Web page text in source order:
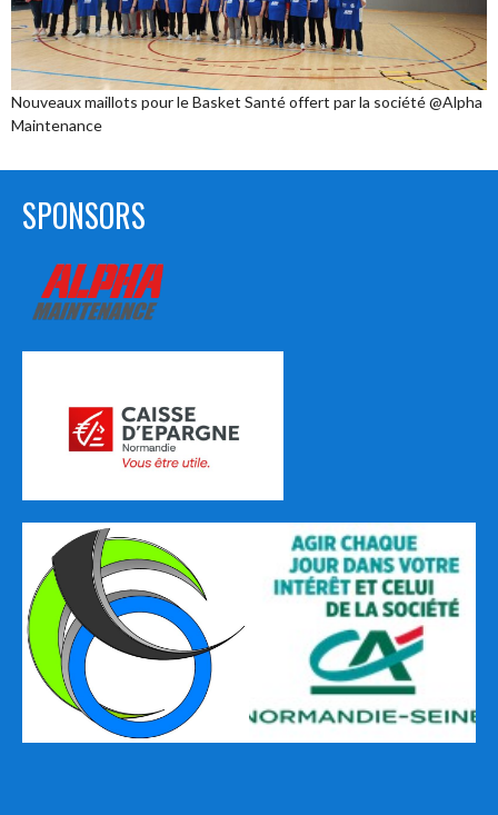
Nouveaux maillots pour le Basket Santé offert par la société @Alpha
Maintenance
SPONSORS